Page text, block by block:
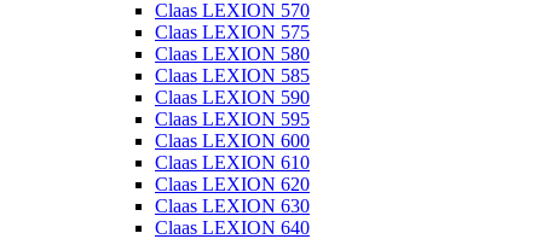
Claas LEXION 570
Claas LEXION 575
Claas LEXION 580
Claas LEXION 585
Claas LEXION 590
Claas LEXION 595
Claas LEXION 600
Claas LEXION 610
Claas LEXION 620
Claas LEXION 630
Claas LEXION 640